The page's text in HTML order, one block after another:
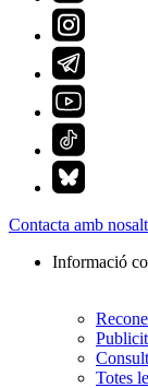
Contacta amb
Informació
Totes